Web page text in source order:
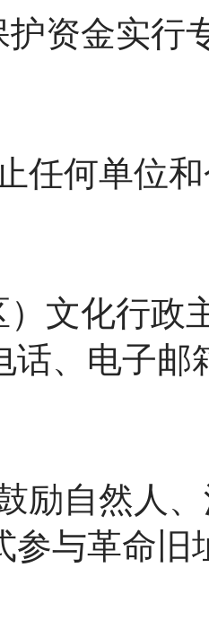
资金实行
任何单位
文化行政
话、电子邮
励自然人
参与革命旧